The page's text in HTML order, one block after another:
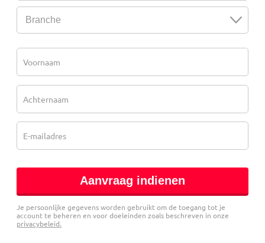
Voornaam
Achternaam
E-mailadres
Je persoonlijke gegevens worden gebruikt om de toegang tot je
account te beheren en voor doeleinden zoals beschreven in onze
privacybeleid.